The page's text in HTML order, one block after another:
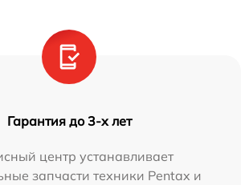
Гарантия до 3-х лет
центр устанавливает
запчасти техники Pentax и